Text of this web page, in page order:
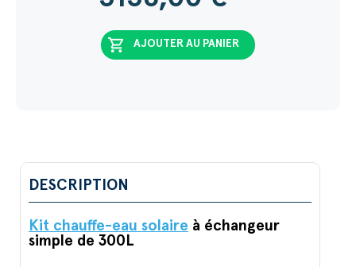
shopping_cart AJOUTER AU PANIER
DESCRIPTION
Kit chauffe-eau solaire à échangeur
simple de 300L